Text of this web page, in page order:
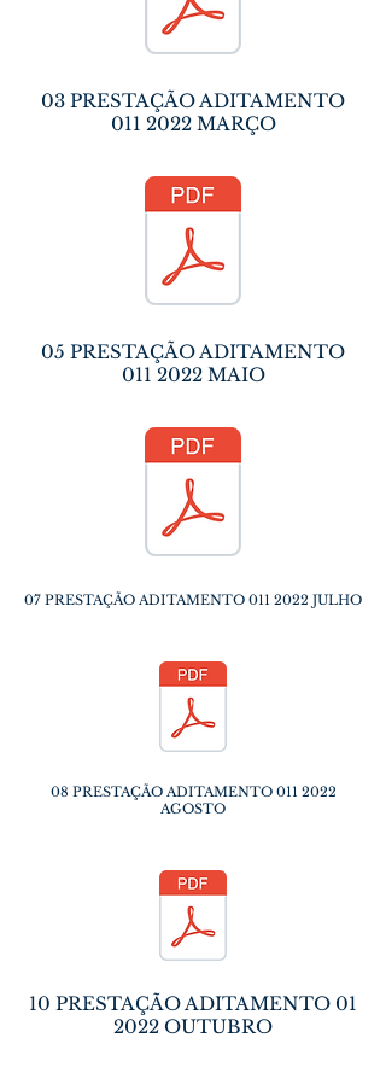
03 PRESTAÇÃO ADITAMENTO
011 2022MARÇO
05 PRESTAÇÃO ADITAMENTO
011 2022MAIO
07 PRESTAÇÃO ADITAMENTO 011 2022 JULHO
08 PRESTAÇÃO ADITAMENTO 011 2022
AGOSTO
10 PRESTAÇÃO ADITAMENTO 01
2022 OUTUBRO